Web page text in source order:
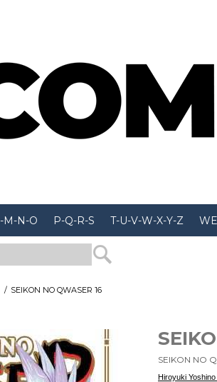
M-N-O P-Q-R-S T-U-V-W-X-Y-Z
/ SEIKON NO QWASER 16
SEIKON NO
Hiroyuki